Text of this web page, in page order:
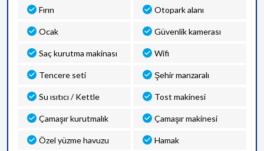
Fırın Otopark alanı
Ocak Güvenlik kamerası
Saç kurutma makinası Wifi
Tencere seti Şehir manzaralı
Su ısıtıcı / Kettle Tost makinesi
Çamaşır kurutmalık Çamaşır makinesi
Özel yüzme havuzu Hamak